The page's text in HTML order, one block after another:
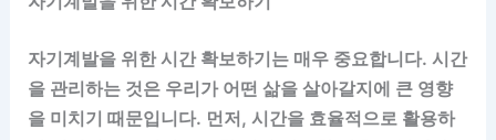
자기계발을 위한 시간 확보하기는 매우 중요합니다. 시간
을 관리하는 것은 우리가 어떤 삶을 살아갈지에 큰 영향
을 미치기 때문입니다. 먼저, 시간을 효율적으로 활용하